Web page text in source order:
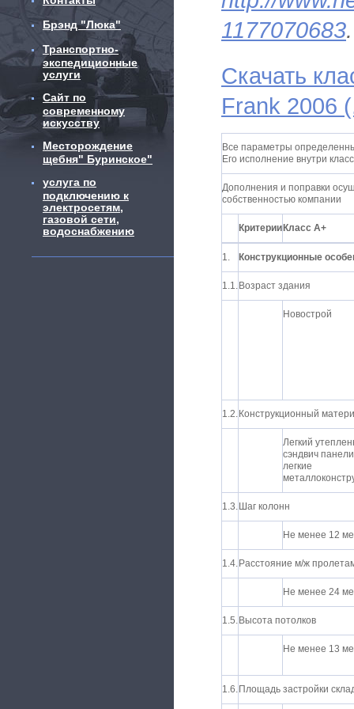
Брэнд "Люка"
Транспортно-
экспедиционные
услуги
Сайт по
современному
искусству
Месторождение
щебня" Буринское"
услуга по
подключению к
электросетям,
газовой сети,
водоснабжению
1177070683.
Скачать
Frank 2006
Все параметры
Его исполнение внутри
Дополнения и поправки
собственностью компании
Критерии Класс А+
1. Конструкционные
1.1. Возраст здания
Новострой
1.2. Конструкционный
Легкий
сэндвич
легкие
1.3. Шаг колонн
Не менее 12
1.4. Расстояние м/ж
Не менее 24
1.5. Высота потолков
Не менее 13
1.6. Площадь застройки